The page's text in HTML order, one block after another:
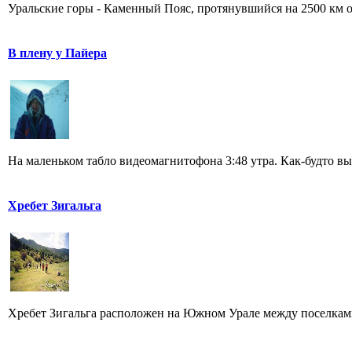
Уральские горы - Каменный Пояс, протянувшийся на 2500 км
В плену у Пайера
На маленьком табло видеомагнитофона 3:48 утра. Как-будто
Хребет Зигальга
Хребет Зигальга расположен на Южном Урале между